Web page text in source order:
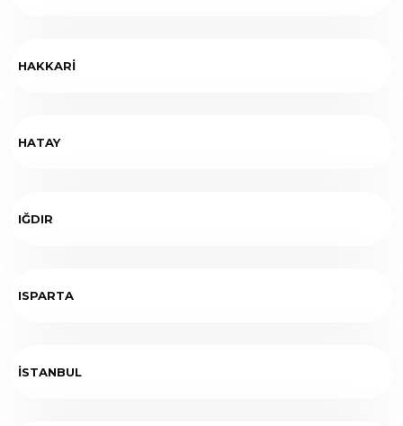
HAKKARİ
HATAY
IĞDIR
ISPARTA
İSTANBUL